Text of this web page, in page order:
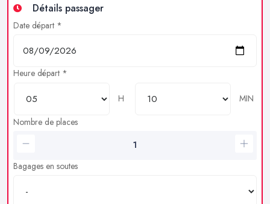
Détails passager
Date départ *
Heure départ *
H
MIN
Nombre de places
Bagages en soutes